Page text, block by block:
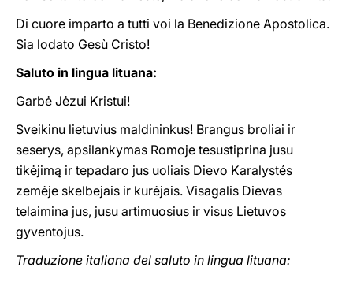
Di cuore imparto a tutti voi la Benedizione Apostolica.
Sia lodato Gesù Cristo!
Saluto in lingua lituana:
Garbė Jėzui Kristui!
Sveikinu lietuvius maldininkus! Brangus broliai ir
seserys, apsilankymas Romoje tesustiprina jusu
tikėjimą ir tepadaro jus uoliais Dievo Karalystés
zemėje skelbejais ir kurėjais. Visagalis Dievas
telaimina jus, jusu artimuosius ir visus Lietuvos
gyventojus.
Traduzione italiana del saluto in lingua lituana: